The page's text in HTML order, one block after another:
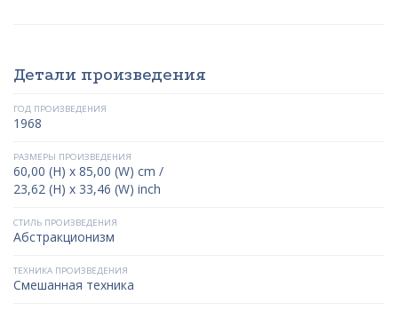
Детали произведения
ГОД ПРОИЗВЕДЕНИЯ
1968
РАЗМЕРЫ ПРОИЗВЕДЕНИЯ
60,00 (H) x 85,00 (W) cm /
23,62 (H) x 33,46 (W) inch
СТИЛЬ ПРОИЗВЕДЕНИЯ
Абстракционизм
ТЕХНИКА ПРОИЗВЕДЕНИЯ
Смешанная техника